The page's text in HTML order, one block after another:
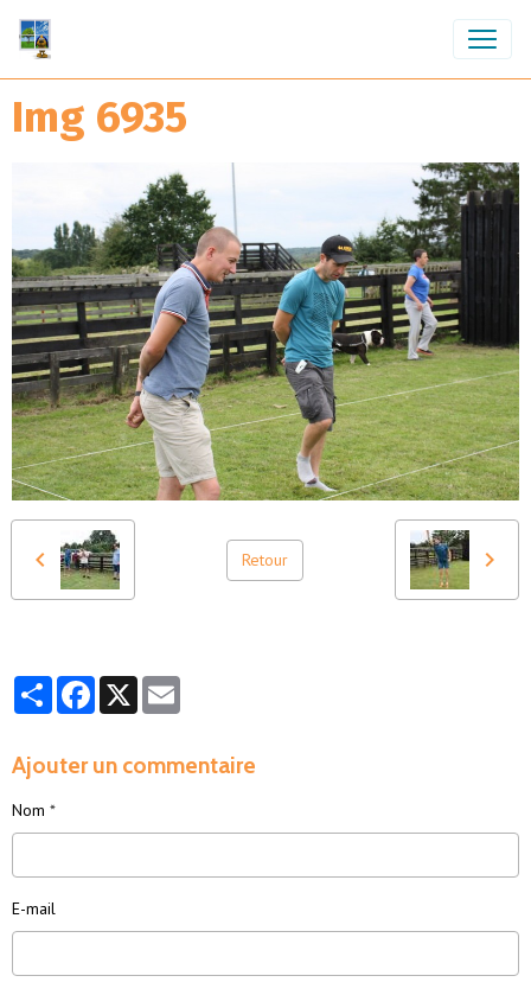
Img 6935
Retour
PartagerFacebook
X
Ajouter un commentaire
Nom
E-mail